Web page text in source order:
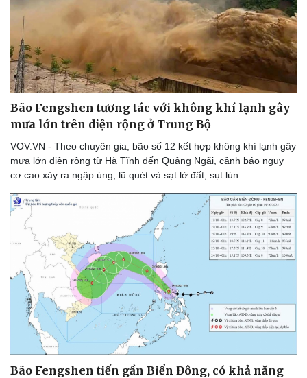
Thể thao
Bóng đá
Lịch thi đấu bóng đá
Thế giới thể thao
eSports
Hậu trường
Ô tô - Xe máy
Ô tô
Xe máy
Tư vấn
Bão Fengshen tương tác với không khí lạnh gây
mưa lớn trên diện rộng ở Trung Bộ
VOV.VN - Theo chuyên gia, bão số 12 kết hợp không khí lạnh gây
mưa lớn diện rộng từ Hà Tĩnh đến Quảng Ngãi, cảnh báo nguy
cơ cao xảy ra ngập úng, lũ quét và sạt lở đất, sụt lún
Bão Fengshen tiến gần Biển Đông, có khả năng